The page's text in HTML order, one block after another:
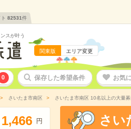
82531件
スが叶う
関東版 エリア変更
0 保存した希望条件 お気
さいたま市南区 さいたま市南区 10名以上の大量
1,466 円 さい